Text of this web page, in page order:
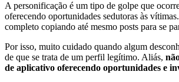
A personificação é um tipo de golpe que
oferecendo oportunidades sedutoras às
completo copiando até mesmo posts para se
Por isso, muito cuidado quando algum
de que se trata de um perfil legítimo. Aliás,
de aplicativo oferecendo oportunidades e